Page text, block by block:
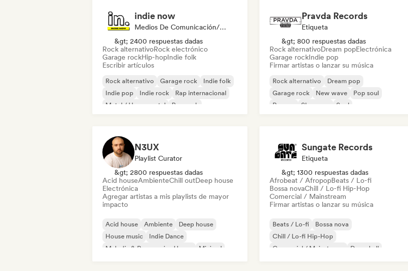
indie now
Medios De Comunicación/Periodista
&gt; 2400 respuestas dadas
Rock alternativoRock electrónico
Garage rockHip-hopIndie folk
Escribir artículos
Rock alternativo Garage rock
Indie folk
Indie pop
Indie rock
Rap internacional
Metal / Heavy metal
Pop rock
Pravda Records
Etiqueta
&gt; 800 respuestas dadas
Rock alternativoDream popElectrónica
Garage rockIndie pop
Firmar artistas o lanzar su música
Rock alternativo
Dream pop
Garage rock
New wave
Pop soul
Reggae
Shoegaze Soul
N3UX
Playlist Curator
&gt; 2800 respuestas dadas
Acid houseAmbienteChill outDeep house
Electrónica
Agregar artistas a mis playlists de mayor
impacto
Acid house Ambiente
Deep house
House music
Indie Dance
Melodic & Progressive House
Minimal
Sungate Records
Etiqueta
&gt; 1300 respuestas dadas
Afrobeat / AfropopBeats / Lo-fi
Bossa novaChill / Lo-fi Hip-Hop
Comercial / Mainstream
Firmar artistas o lanzar su música
Beats / Lo-fi
Bossa nova
Chill / Lo-fi Hip-Hop
Comercial / Mainstream
Dancehall